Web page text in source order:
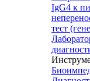
IgG4 к
тест